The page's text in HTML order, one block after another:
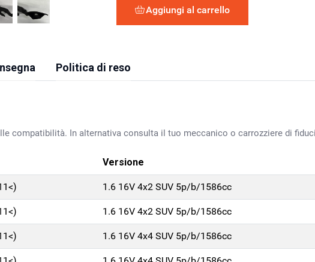
Aggiungi al carrello
Politica di reso
compatibilità. In alternativa consulta il tuo meccanico o carrozziere di
Versione
1.6 16V 4x2 SUV 5p/b/1586cc
1.6 16V 4x2 SUV 5p/b/1586cc
1.6 16V 4x4 SUV 5p/b/1586cc